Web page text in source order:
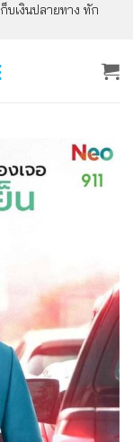
บเงินปลายทาง ทัก